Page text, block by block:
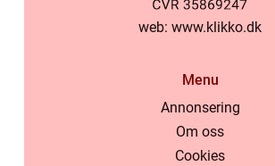
web: www.klikko.dk
Menu
Annonsering
Om oss
Cookies